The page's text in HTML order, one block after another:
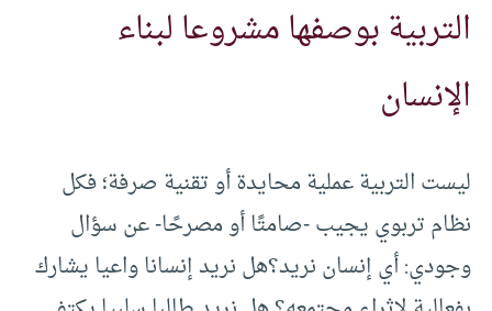
التربية بوصفها مشروعا لبناء
الإنسان
ليست التربية عملية محايدة أو تقنية صرفة؛ فكل
نظام تربوي يجيب -صامتًا أو مصرحًا- عن سؤال
وجودي: أي إنسان نريد؟هل نريد إنسانا واعيا يشارك